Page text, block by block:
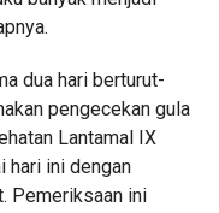
dua hari berturut-
pengecekan gula
Lantamal IX
hari ini dengan
Pemeriksaan ini